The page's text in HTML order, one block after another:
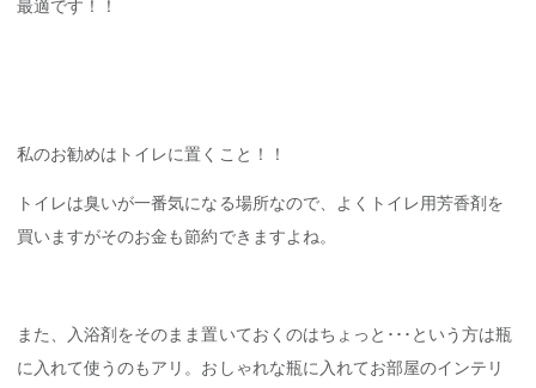
最適です！！
私のお勧めはトイレに置くこと！！
トイレは臭いが一番気になる場所なので、よくトイレ用芳香剤を
買いますがそのお金も節約できますよね。
また、入浴剤をそのまま置いておくのはちょっと･･･という方は瓶
に入れて使うのもアリ。おしゃれな瓶に入れてお部屋のインテリ